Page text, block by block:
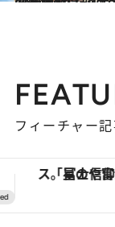
フィーチャー
ヴァシュロン・コンスタンタン「オ